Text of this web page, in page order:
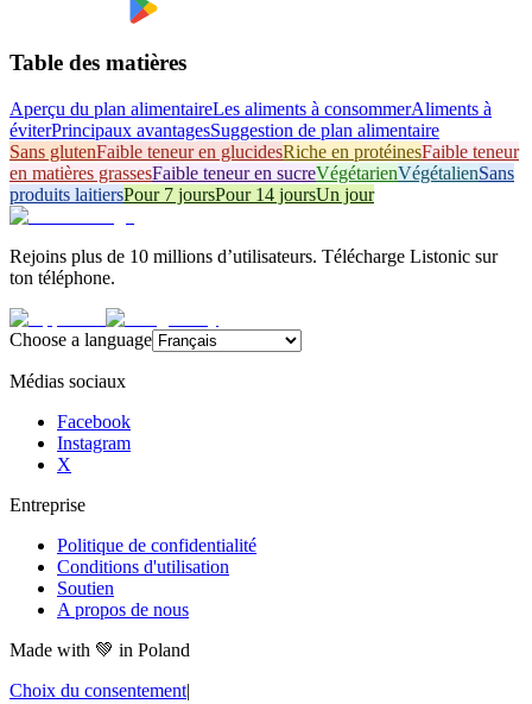
Table des matières
Aperçu du plan alimentaireLes aliments à consommerAliments à
éviterPrincipaux avantagesSuggestion de plan alimentaire
Sans glutenFaible teneur en glucidesRiche en protéinesFaible teneur
en matières grassesFaible teneur en sucreVégétarienVégétalienSans
produits laitiersPour 7 joursPour 14 joursUn jour
Rejoins plus de 10 millions d’utilisateurs. Télécharge Listonic sur
ton téléphone.
Choose a language
Médias sociaux
Facebook
Instagram
X
Entreprise
Politique de confidentialité
Conditions d'utilisation
Soutien
A propos de nous
Made with 💚 in Poland
Choix du consentement|